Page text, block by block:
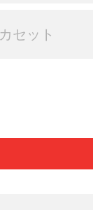
カセット